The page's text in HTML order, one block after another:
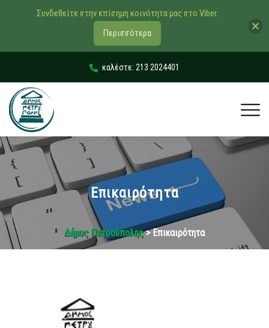
καλέστε: 213 2024401
Επικαιρότητα
Δήμος Πετρούπολης> Επικαιρότητα
Συνδεθείτε στην επίσημη κοινότητα μας στο Viber.
Περισσότερα